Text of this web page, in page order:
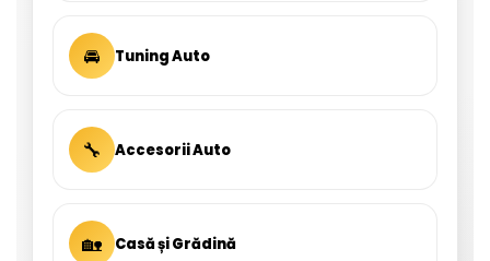
🚘 Tuning Auto
🔧 Accesorii Auto
🏡 Casă și Grădină